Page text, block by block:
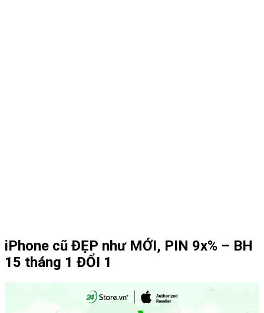
iPhone cũ ĐẸP như MỚI, PIN 9x% – BH
15 tháng 1 ĐỔI 1